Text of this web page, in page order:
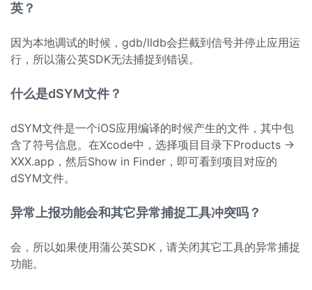
英？
因为本地调试的时候，gdb/lldb会拦截到信号并停止应用运
行，所以蒲公英SDK无法捕捉到错误。
什么是dSYM文件？
dSYM文件是一个iOS应用编译的时候产生的文件，其中包
含了符号信息。在Xcode中，选择项目目录下Products ->
XXX.app，然后Show in Finder，即可看到项目对应的
dSYM文件。
异常上报功能会和其它异常捕捉工具冲突吗？
会，所以如果使用蒲公英SDK，请关闭其它工具的异常捕捉
功能。